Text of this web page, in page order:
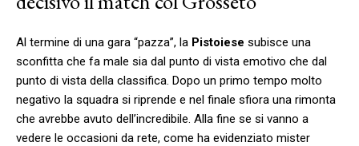
Al termine di una gara “pazza”, la Pistoiese subisce una
sconfitta che fa male sia dal punto di vista emotivo che dal
punto di vista della classifica. Dopo un primo tempo molto
negativo la squadra si riprende e nel finale sfiora una rimonta
che avrebbe avuto dell’incredibile. Alla fine se si vanno a
vedere le occasioni da rete, come ha evidenziato mister